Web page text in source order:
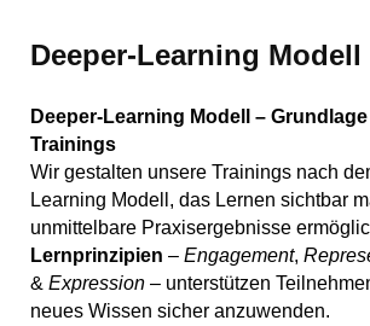
Deeper-Learning Modell
Deeper-Learning Modell –
Trainings
Wir gestalten unsere Trainings nach
Learning Modell, das Lernen sichtbar
unmittelbare Praxisergebnisse
Lernprinzipien – Engagement,
& Expression – unterstützen
neues Wissen sicher anzuwenden.